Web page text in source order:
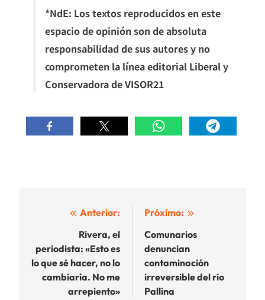
*NdE: Los textos reproducidos en este
espacio de opinión son de absoluta
responsabilidad de sus autores y no
comprometen la línea editorial Liberal y
Conservadora de VISOR21
Navegación
entradas
Anterior:
Rivera, el
periodista: «Esto es
lo que sé hacer, no lo
cambiaría. No me
arrepiento»
Próximo:
Comunarios
denuncian
contaminación
irreversible del río
Pallina